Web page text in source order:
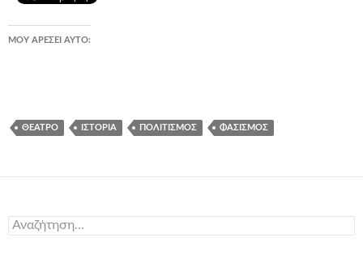
ΜΟΥ ΑΡΈΣΕΙ ΑΥΤΌ:
ΘΈΑΤΡΟ ΙΣΤΟΡΊΑ ΠΟΛΙΤΙΣΜΌΣ ΦΑΣΙΣΜΌΣ
Αναζήτηση
για: